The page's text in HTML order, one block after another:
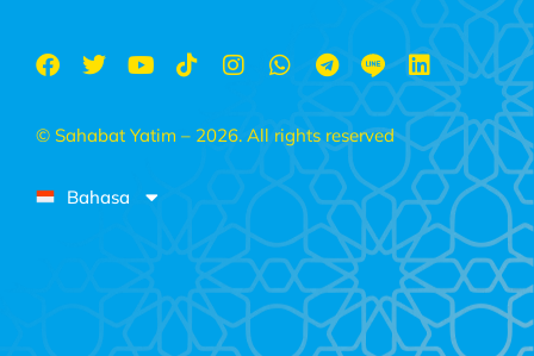
© Sahabat Yatim – 2026. All rights reserved
Bahasa